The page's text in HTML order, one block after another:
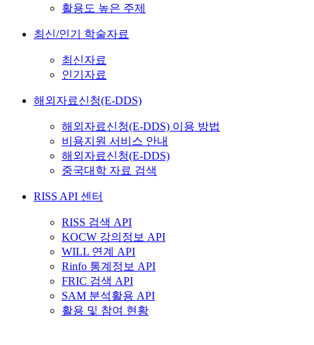
활용도 높은 주제
최신/인기 학술자료
최신자료
인기자료
해외자료신청(E-DDS)
해외자료신청(E-DDS) 이용 방법
비용지원 서비스 안내
해외자료신청(E-DDS)
중국대학 자료 검색
RISS API 센터
RISS 검색 API
KOCW 강의정보 API
WILL 연계 API
Rinfo 통계정보 API
FRIC 검색 API
SAM 분석활용 API
활용 및 참여 현황